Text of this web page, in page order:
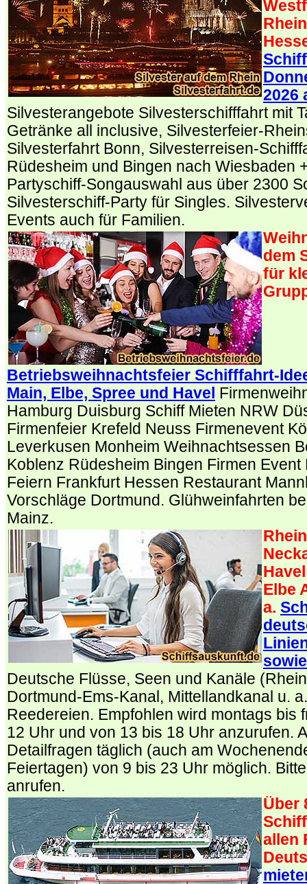
2026
Silvesterangebote Silvesterschifffahrt mit
Getränke all inclusive, Silvesterfeier-
Silvesterfahrt Bonn, Silvesterreisen-
Rüdesheim und Bingen nach Wiesbaden
Partyschiff-Songauswahl aus über 2300
Silvesterschiff-Party für Singles.
Events auch für Familien.
dem
für
Betriebsweihnachtsfeier Schifffahrt-
Main, Elbe, Spree und Havel
Hamburg Duisburg Schiff Mieten NRW
Firmenfeier Krefeld Neuss Firmenevent
Leverkusen Monheim Weihnachtsessen
Koblenz Rüdesheim Bingen Firmen
Feiern Frankfurt Hessen Restaurant
Vorschläge Dortmund. Glühweinfahrten
Mainz.
Elbe
a.
Deutsche Flüsse, Seen und Kanäle
Dortmund-Ems-Kanal, Mittellandkanal u.
Reedereien. Empfohlen wird montags bis
12 Uhr und von 13 bis 18 Uhr anzurufen.
Detailfragen täglich (auch am
Feiertagen) von 9 bis 23 Uhr möglich.
anrufen.
Über
allen